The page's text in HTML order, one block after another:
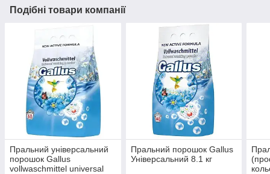
Подібні товари компанії
Пральний універсальний
порошок Gallus
vollwaschmittel universal
Пральний порошок Gallus
Універсальний 8.1 кг